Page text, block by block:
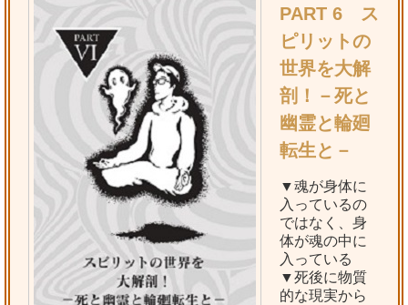
PART 6 ス
ピリットの
世界を大解
剖！－死と
幽霊と輪廻
転生と－
▼魂が身体に
入っているの
ではなく、身
体が魂の中に
入っている
▼死後に物質
的な現実から